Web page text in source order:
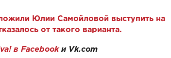
Юлии Самойловой выступить на
от такого варианта.
в Facebookи Vk.com